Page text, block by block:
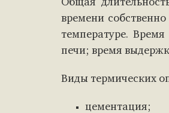
Общая
времени
температуре.
печи; время
Виды термических
цементация;